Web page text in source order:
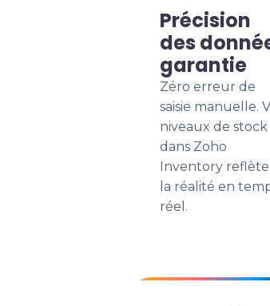
Précision
des
garantie
Zéro erreur de
saisie manuelle.
niveaux de stock
dans Zoho
Inventory
la réalité en
réel.